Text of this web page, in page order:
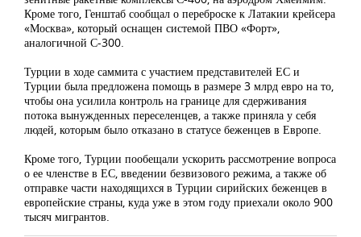
Кроме того, Генштаб сообщал о переброске к Латакии крейсера
«Москва», который оснащен системой ПВО «Форт»,
аналогичной С-300.
Турции в ходе саммита с участием представителей ЕС и
Турции была предложена помощь в размере 3 млрд евро на то,
чтобы она усилила контроль на границе для сдерживания
потока вынужденных переселенцев, а также приняла у себя
людей, которым было отказано в статусе беженцев в Европе.
Кроме того, Турции пообещали ускорить рассмотрение вопроса
о ее членстве в ЕС, введении безвизового режима, а также об
отправке части находящихся в Турции сирийских беженцев в
европейские страны, куда уже в этом году приехали около 900
тысяч мигрантов.